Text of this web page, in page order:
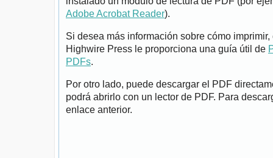
Adobe Acrobat Reader).
Si desea más información sobre cómo
Highwire Press le proporciona una guía útil de
PDFs.
Por otro lado, puede descargar el PDF
podrá abrirlo con un lector de PDF. Para
enlace anterior.